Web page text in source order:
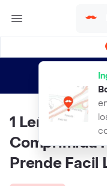
envíos
1 Leño
Comprimida
Prende Facil